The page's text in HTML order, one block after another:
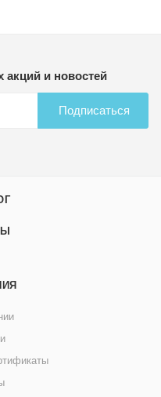
акций и новостей
Подписаться